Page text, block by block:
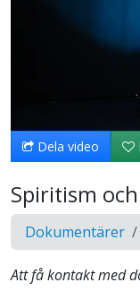
Dela video
Spiritism
Dokumentärer
Att få kontakt med